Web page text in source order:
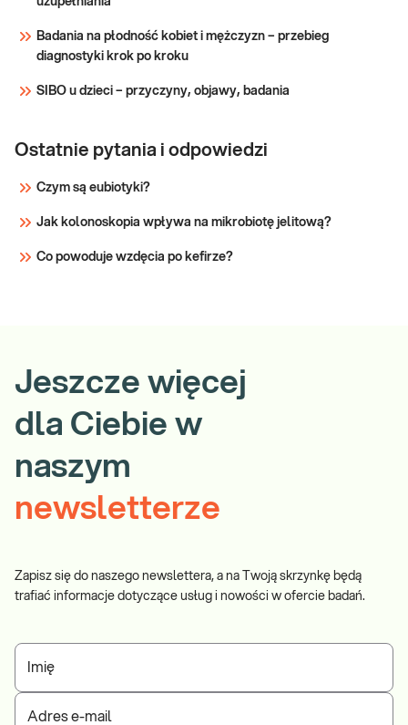
Badania na płodność kobiet i mężczyzn – przebieg
diagnostyki krok po kroku
SIBO u dzieci – przyczyny, objawy, badania
Ostatnie pytania i odpowiedzi
Czym są eubiotyki?
Jak kolonoskopia wpływa na mikrobiotę jelitową?
Co powoduje wzdęcia po kefirze?
Jeszcze więcej
dla Ciebie w
naszym
newsletterze
Zapisz się do naszego newslettera, a na Twoją skrzynkę będą
trafiać informacje dotyczące usług i nowości w ofercie badań.
Imię
Adres e-mail